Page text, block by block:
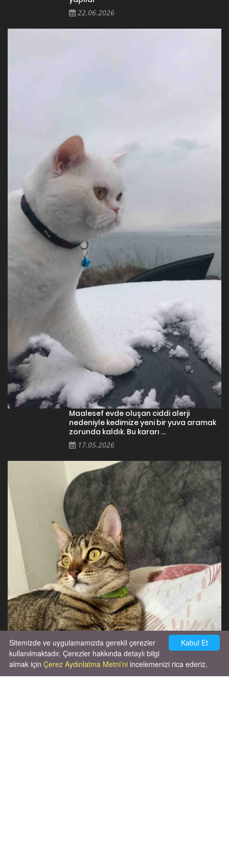
22.06.2026
Maalesef evde oluşan ciddi alerji
nedeniyle kedimize yeni bir yuva aramak
zorunda kaldık. Bu kararı ...
17.05.2026
Kabul Et
Sitemizde ve uygulamamızda gerekli çerezler
kullanılmaktadır. Çerezler hakkında detaylı bilgi
almak için Çerez Aydınlatma Metni’ni incelemenizi rica ederiz.